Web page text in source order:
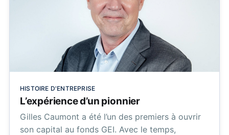
HISTOIRE D'ENTREPRISE
L’expérience d’un pionnier
Gilles Caumont a été l’un des premiers à ouvrir
son capital au fonds GEI. Avec le temps,